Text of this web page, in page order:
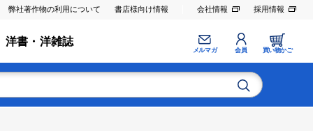
弊社著作物の利用について 書店様向け情報 会社情報 採用情報
洋書・洋雑誌
メルマガ 会員 買い物かご